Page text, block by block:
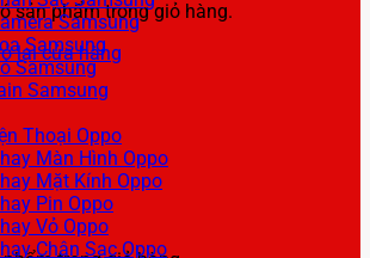
sản phẩm trong giỏ hàng.
lại cửa hàng
Samsung
Samsung
Samsung
Samsung
Thoại Oppo
Màn Hình Oppo
Mặt Kính Oppo
Pin Oppo
Vỏ Oppo
Chân Sạc Oppo